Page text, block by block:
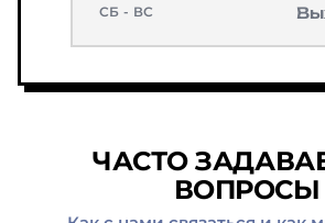
СБ - ВС
ЧАСТО
ВОПРОСЫ